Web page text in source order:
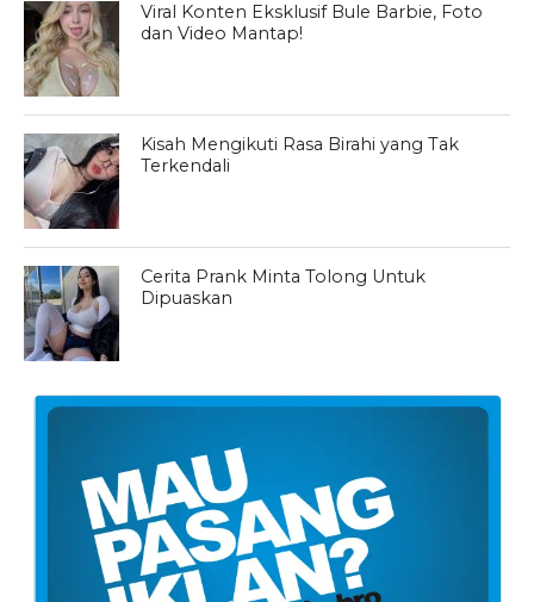
Viral Konten Eksklusif Bule Barbie, Foto
dan Video Mantap!
Kisah Mengikuti Rasa Birahi yang Tak
Terkendali
Cerita Prank Minta Tolong Untuk
Dipuaskan